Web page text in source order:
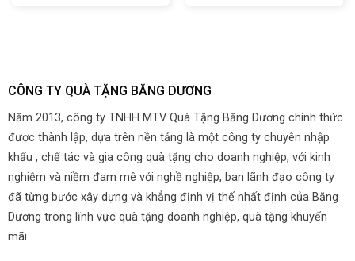
CÔNG TY QUÀ TẶNG BĂNG DƯƠNG
Năm 2013, công ty TNHH MTV Quà Tặng Băng Dương chính thức
đươc thành lập, dựa trên nền tảng là một công ty chuyên nhập
khẩu , chế tác và gia công quà tặng cho doanh nghiệp, với kinh
nghiệm và niềm đam mê với nghề nghiệp, ban lãnh đạo công ty
đã từng bước xây dựng và khẳng định vị thế nhất định của Băng
Dương trong lĩnh vực quà tặng doanh nghiệp, quà tặng khuyến
mãi....